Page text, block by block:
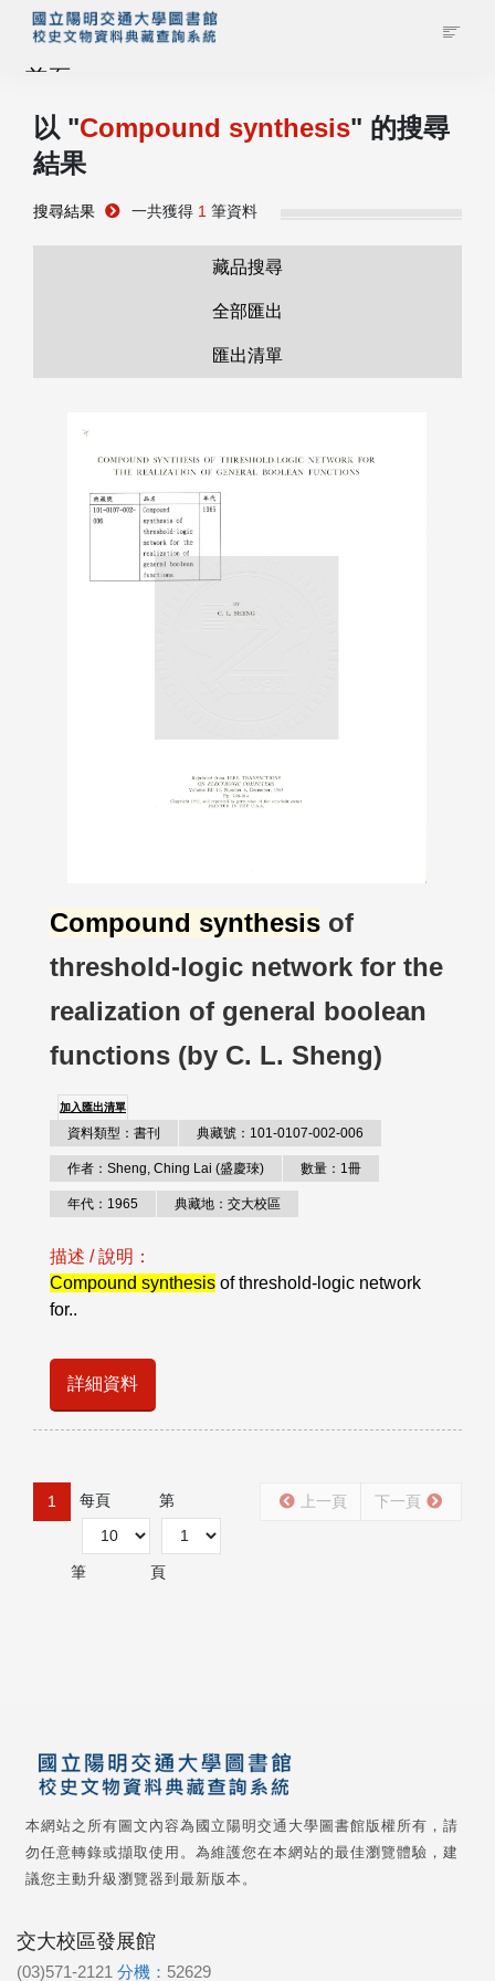
首頁
藏品查詢
校史館簡介
管理者登入
以 "Compound synthesis" 的搜尋
結果
搜尋結果 一共獲得 1 筆資料
藏品搜尋
全部匯出
匯出清單
Compound synthesis of
threshold-logic network for the
realization of general boolean
functions (by C. L. Sheng)
加入匯出清單
資料類型：書刊 典藏號：101-0107-002-006
作者：Sheng, Ching Lai (盛慶琜) 數量：1冊
年代：1965 典藏地：交大校區
描述 / 說明：
Compound synthesis of threshold-logic network
for..
詳細資料
1 每頁
筆
第
頁
上一頁 下一頁
本網站之所有圖文內容為國立陽明交通大學圖書館版權所有，請
勿任意轉錄或擷取使用。為維護您在本網站的最佳瀏覽體驗，建
議您主動升級瀏覽器到最新版本。
交大校區發展館
(03)571-2121 分機： 52629